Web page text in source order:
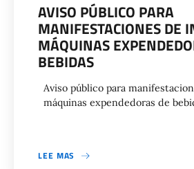
AVISO PÚBLICO PARA
MANIFESTACIONES DE
MÁQUINAS
BEBIDAS
Aviso público para
máquinas expendedoras de
LEE MAS